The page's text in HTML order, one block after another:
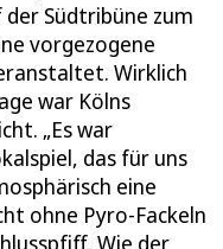
Südtribüne zum
vorgezogene
Wirklich
war Kölns
„Es war
das für uns
eine
ohne Pyro-Fackeln
Wie der